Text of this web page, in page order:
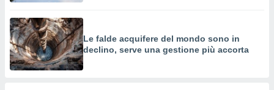
Le falde acquifere del mondo sono in
declino, serve una gestione più accorta